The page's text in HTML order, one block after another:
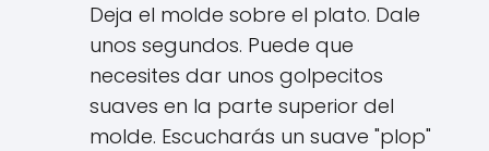
Deja el molde sobre el plato. Dale
unos segundos. Puede que
necesites dar unos golpecitos
suaves en la parte superior del
molde. Escucharás un suave "plop"